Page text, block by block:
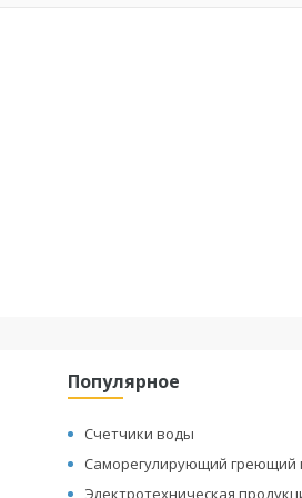
Популярное
Счетчики воды
Саморегулирующий греющий
Электротехническая